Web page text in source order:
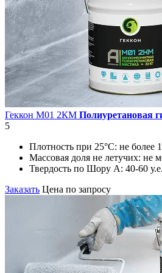
Геккон М01 2КМ Полиуретановая
5
Плотность при 25°С: не более
Массовая доля не летучих: не
Твердость по Шору А: 40-60 у.е.
Заказать Цена по запросу